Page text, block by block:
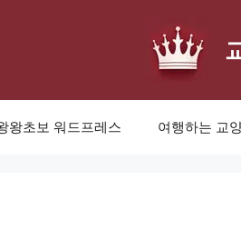
왕초보 워드프레스 여행하는 교